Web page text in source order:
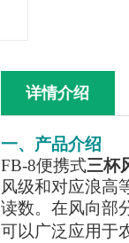
详情介绍
一、产品介绍
FB-8便携式三杯
风级和对应浪高
读数。在风向部
可以广泛应用于